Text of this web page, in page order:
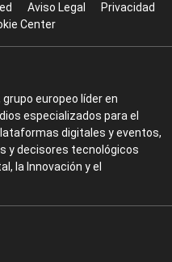
Aviso Legal
Privacidad
Center
grupo europeo líder en
especializados para el
digitales y eventos,
y decisores tecnológicos
la Innovación y el